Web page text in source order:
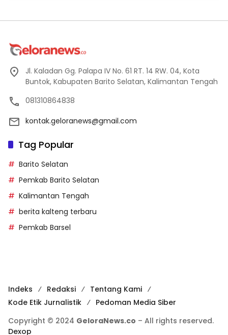
Jl. Kaladan Gg. Palapa IV No. 61 RT. 14 RW. 04, Kota
Buntok, Kabupaten Barito Selatan, Kalimantan Tengah
081310864838
kontak.geloranews@gmail.com
Tag Popular
Barito Selatan
Pemkab Barito Selatan
Kalimantan Tengah
berita kalteng terbaru
Pemkab Barsel
Indeks Redaksi
Tentang Kami
Kode Etik Jurnalistik
Pedoman Media Siber
Copyright © 2024 GeloraNews.co – All rights reserved.
Dexop